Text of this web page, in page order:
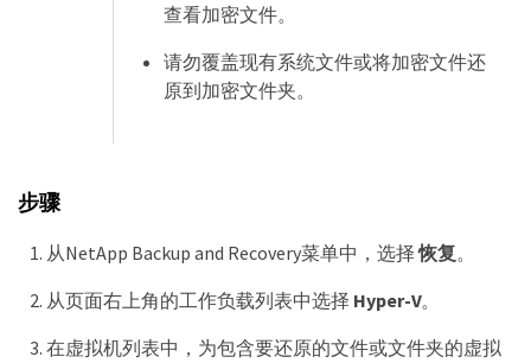
查看加密文件。
请勿覆盖现有系统文件或将加密文件还
原到加密文件夹。
步骤
从NetApp Backup and Recovery菜单中，选择恢复。
从页面右上角的工作负载列表中选择 Hyper-V。
在虚拟机列表中，为包含要还原的文件或文件夹的虚拟